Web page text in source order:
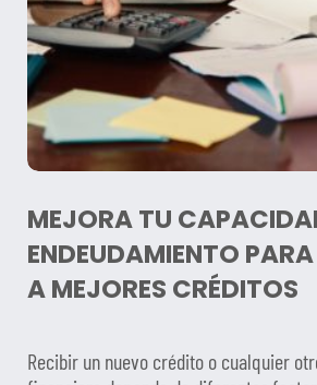
MEJORA TU
ENDEUDAMIENTO
A MEJORES CRÉDITOS
Recibir un nuevo crédito o cualquier